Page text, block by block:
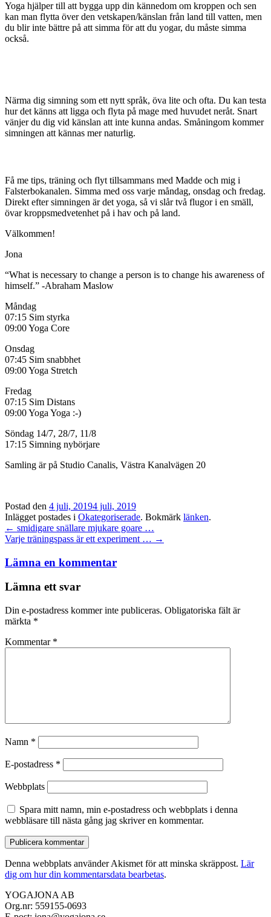
Yoga hjälper till att bygga upp din kännedom om kroppen och sen
kan man flytta över den vetskapen/känslan från land till vatten, men
du blir inte bättre på att simma för att du yogar, du måste simma
också.
Närma dig simning som ett nytt språk, öva lite och ofta. Du kan testa
hur det känns att ligga och flyta på mage med huvudet neråt. Snart
vänjer du dig vid känslan att inte kunna andas. Småningom kommer
simningen att kännas mer naturlig.
Få me tips, träning och flyt tillsammans med Madde och mig i
Falsterbokanalen. Simma med oss varje måndag, onsdag och fredag.
Direkt efter simningen är det yoga, så vi slår två flugor i en smäll,
övar kroppsmedvetenhet på i hav och på land.
Välkommen!
Jona
“What is necessary to change a person is to change his awareness of
himself.” -Abraham Maslow
Måndag
07:15 Sim styrka
09:00 Yoga Core
Onsdag
07:45 Sim snabbhet
09:00 Yoga Stretch
Fredag
07:15 Sim Distans
09:00 Yoga Yoga :-)
Söndag 14/7, 28/7, 11/8
17:15 Simning nybörjare
Samling är på Studio Canalis, Västra Kanalvägen 20
Postad den 4 juli, 20194 juli, 2019
Inlägget postades i Okategoriserade. Bokmärk länken.
Inläggsnavigation
← smidigare snällare mjukare goare …
Varje träningspass är ett experiment … →
Lämna en kommentar
Lämna ett svar
Din e-postadress kommer inte publiceras. Obligatoriska fält är
märkta *
Kommentar *
Namn *
E-postadress *
Webbplats
Spara mitt namn, min e-postadress och webbplats i denna
webbläsare till nästa gång jag skriver en kommentar.
Denna webbplats använder Akismet för att minska skräppost. Lär
dig om hur din kommentarsdata bearbetas.
YOGAJONA AB
Org.nr: 559155-0693
Upplevelse
För att vår
hemsida ska
besök. Om
du nekar de
här kakorna
kommer viss
funktionalitet
Marknadsföring
med dig av dina
beteende när du
chansen att få se
personligt
anpassat innehåll
och erbjudanden.